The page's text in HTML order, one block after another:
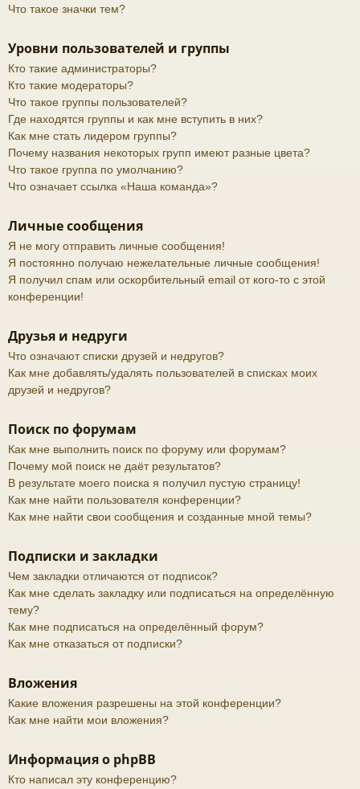
Что такое значки тем?
Уровни пользователей и группы
Кто такие администраторы?
Кто такие модераторы?
Что такое группы пользователей?
Где находятся группы и как мне вступить в них?
Как мне стать лидером группы?
Почему названия некоторых групп имеют разные цвета?
Что такое группа по умолчанию?
Что означает ссылка «Наша команда»?
Личные сообщения
Я не могу отправить личные сообщения!
Я постоянно получаю нежелательные личные сообщения!
Я получил спам или оскорбительный email от кого-то с этой
конференции!
Друзья и недруги
Что означают списки друзей и недругов?
Как мне добавлять/удалять пользователей в списках моих
друзей и недругов?
Поиск по форумам
Как мне выполнить поиск по форуму или форумам?
Почему мой поиск не даёт результатов?
В результате моего поиска я получил пустую страницу!
Как мне найти пользователя конференции?
Как мне найти свои сообщения и созданные мной темы?
Подписки и закладки
Чем закладки отличаются от подписок?
Как мне сделать закладку или подписаться на определённую
тему?
Как мне подписаться на определённый форум?
Как мне отказаться от подписки?
Вложения
Какие вложения разрешены на этой конференции?
Как мне найти мои вложения?
Информация о phpBB
Кто написал эту конференцию?